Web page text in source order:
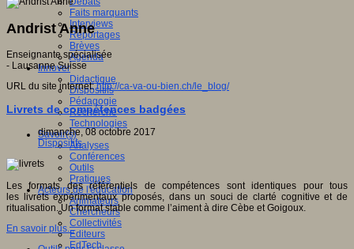
Faits marquants
Interviews
Reportages
Brèves
Agenda
Innover
Didactique
Dispositifs
Pédagogie
Recherche
Technologies
Savoir(s)
Analyses
Conférences
Outils
Pratiques
Acteurs de l'éducation
Animateurs
Chercheurs
Collectivités
Editeurs
EdTech
Andrist Anne
Enseignante spécialisée
- Lausanne Suisse
URL du site internet:http://ca-va-ou-bien.ch/le_blog/
Livrets de compétences badgées
dimanche, 08 octobre 2017
Dispositifs
Les formats des référentiels de compétences sont identiques pour tous
les livrets expérimentaux proposés, dans un souci de clarté cognitive et de
ritualisation. Un format stable comme l’aiment à dire Cèbe et Goigoux.
En savoir plus...